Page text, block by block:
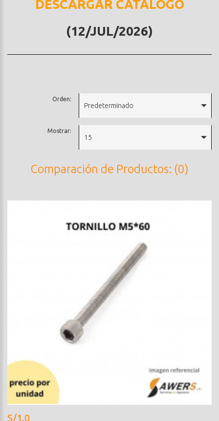
DESCARGAR CATALOGO
(12/JUL/2026)
Orden:
Predeterminado
Mostrar:
15
Comparación de Productos: (0)
S/1.0